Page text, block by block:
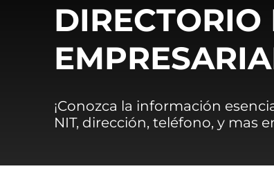
DIRECTORIO
¡Conozca la información
NIT, dirección, teléfono, y mas